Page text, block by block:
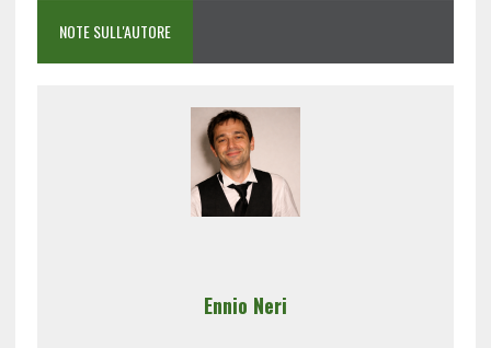
NOTE SULL'AUTORE
Ennio Neri